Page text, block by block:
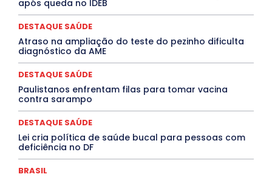
Rio de Janeiro
Santa Catarina
Saúde Agora
TÁ FROID?
TEATRO TECNOLOGIA
TIC TAC
Tocantins
após queda no IDEB
DESTAQUE SAÚDE
Atraso na ampliação do teste do pezinho dificulta
diagnóstico da AME
DESTAQUE SAÚDE
Paulistanos enfrentam filas para tomar vacina
contra sarampo
DESTAQUE SAÚDE
Lei cria política de saúde bucal para pessoas com
deficiência no DF
BRASIL